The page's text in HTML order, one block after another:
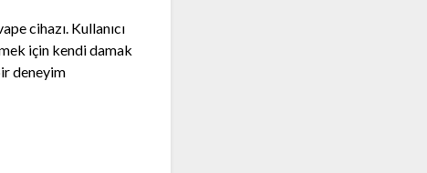
cihazı. Kullanıcı
için kendi damak
deneyim